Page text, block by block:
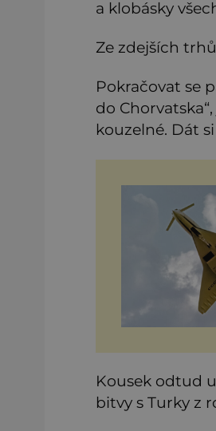
a klobásky
Ze zdejších
Pokračovat se
do
kouzelné. Dát
Kousek odtud
bitvy s Turky z